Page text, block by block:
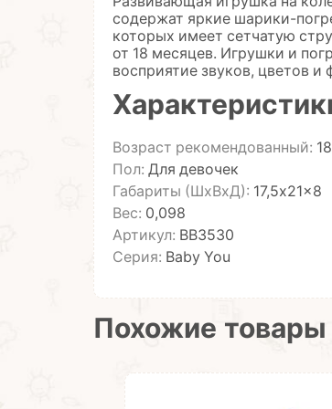
содержат яркие шарики-
которых имеет сетчатую
от 18 месяцев. Игрушки и
восприятие звуков, цветов
Возраст рекомендованный:
Пол: Для девочек
Габариты (ШхВхД): 17,5x21x8
Вес: 0,098
Артикул: ВВ3530
Серия: Baby You
Похожие товары